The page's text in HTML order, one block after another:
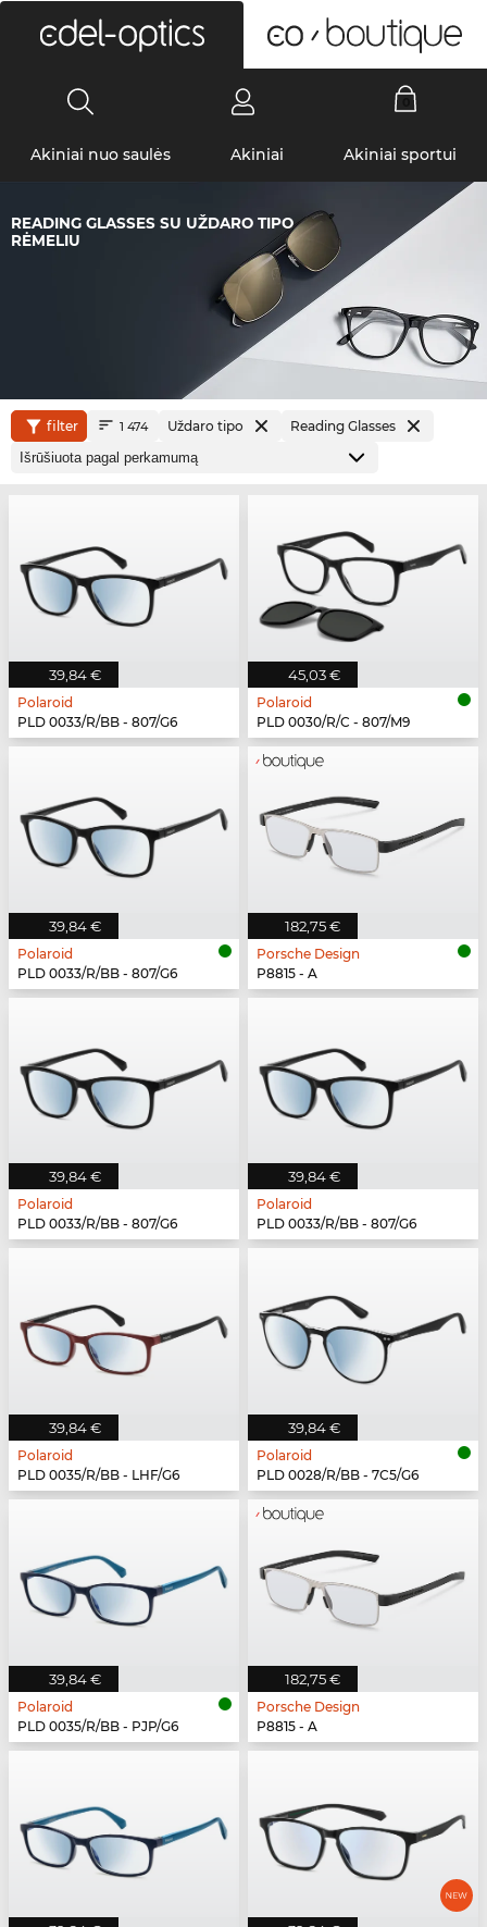
Akiniai nuo saulės Akiniai Akiniai sportui
READING GLASSES SU UŽDARO TIPO
RĖMELIU
filter 1 474 Uždaro tipo Reading Glasses
39,84 €
Polaroid
PLD 0033/R/BB - 807/G6
45,03 €
Polaroid
PLD 0030/R/C - 807/M9
39,84 €
Polaroid
PLD 0033/R/BB - 807/G6
182,75 €
Porsche Design
P8815 - A
39,84 €
Polaroid
PLD 0033/R/BB - 807/G6
39,84 €
Polaroid
PLD 0033/R/BB - 807/G6
39,84 €
Polaroid
PLD 0035/R/BB - LHF/G6
39,84 €
Polaroid
PLD 0028/R/BB - 7C5/G6
39,84 €
Polaroid
PLD 0035/R/BB - PJP/G6
182,75 €
Porsche Design
P8815 - A